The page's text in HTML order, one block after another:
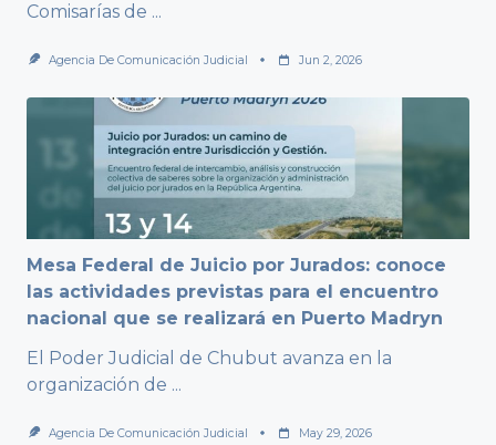
Comisarías de ...
Agencia De Comunicación Judicial Jun 2, 2026
Mesa Federal de Juicio por Jurados: conoce
las actividades previstas para el encuentro
nacional que se realizará en Puerto Madryn
El Poder Judicial de Chubut avanza en la
organización de ...
Agencia De Comunicación Judicial May 29, 2026